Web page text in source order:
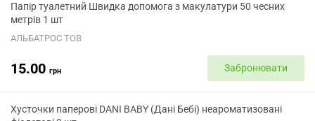
Папір туалетний Швидка допомога з макулатури 50 чесних
метрів 1 шт
АЛЬБАТРОС ТОВ
15.00 грн Забронювати
Хусточки паперові DANI BABY (Дані Бебі) неароматизовані